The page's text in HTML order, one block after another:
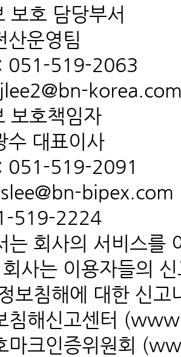
보호 담당부서
산운영팀
051-519-2063
보호책임자
수 대표이사
051-519-2091
bipex.com
519-2224
회사의 서비스를
사는 이용자들의
보침해에 대한 신
침해신고센터
마크인증위원회